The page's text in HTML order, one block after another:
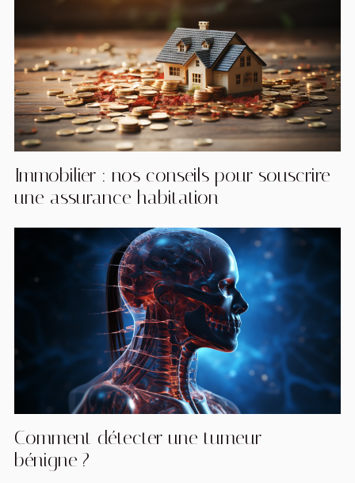
Immobilier : nos conseils pour souscrire
une assurance habitation
Comment détecter une tumeur
bénigne ?